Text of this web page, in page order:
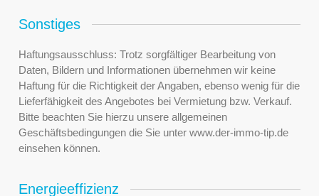
Sonstiges
Haftungsausschluss: Trotz sorgfältiger Bearbeitung von
Daten, Bildern und Informationen übernehmen wir keine
Haftung für die Richtigkeit der Angaben, ebenso wenig für die
Lieferfähigkeit des Angebotes bei Vermietung bzw. Verkauf.
Bitte beachten Sie hierzu unsere allgemeinen
Geschäftsbedingungen die Sie unter www.der-immo-tip.de
einsehen können.
Energieeffizienz